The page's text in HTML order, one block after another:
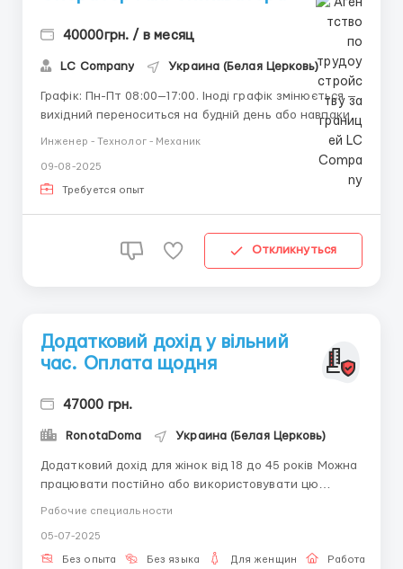
40000грн. / в месяц
LC Company Украина (Белая Церковь)
Графік: Пн-Пт 08:00—17:00. Іноді графік змінюється —
вихідний переноситься на будній день або навпаки.
Зарплатня: перший місяць стажування 15000 грн,
надалі орієнтовано 40 000 тис. Виплата кожного
тижня. Працевлаштування: за бажанням.
Ми не сидимо в ...
Инженер - Технолог - Механик
09-08-2025
Требуется опыт
Откликнуться
Додатковий дохід у вільний
час. Оплата щодня
47000 грн.
RonotaDoma Украина (Белая Церковь)
Додатковий дохід для жінок від 18 до 45 років Можна
працювати постійно або використовувати цю
комунікабельна! Умови: від 3-4 годин в день,
працюєте тільки на ПК ...
Рабочие специальности
05-07-2025
Без опыта Без языка Для женщин Работа